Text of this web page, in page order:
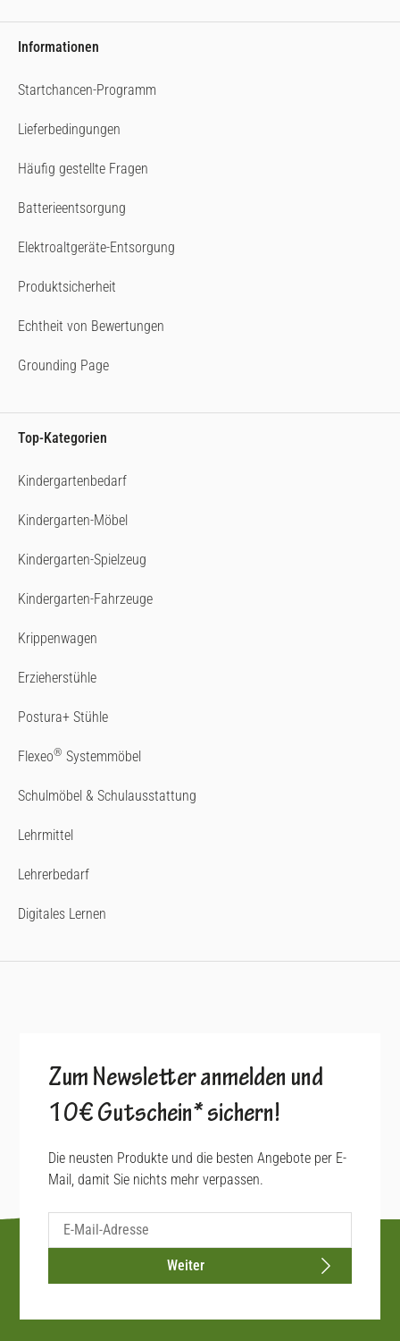
Informationen
Startchancen-Programm
Lieferbedingungen
Häufig gestellte Fragen
Batterieentsorgung
Elektroaltgeräte-Entsorgung
Produktsicherheit
Echtheit von Bewertungen
Grounding Page
Top-Kategorien
Kindergartenbedarf
Kindergarten-Möbel
Kindergarten-Spielzeug
Kindergarten-Fahrzeuge
Krippenwagen
Erzieherstühle
Postura+ Stühle
Flexeo® Systemmöbel
Schulmöbel & Schulausstattung
Lehrmittel
Lehrerbedarf
Digitales Lernen
Zum Newsletter anmelden und
10€ Gutschein* sichern!
Die neusten Produkte und die besten Angebote per E-
Mail, damit Sie nichts mehr verpassen.
Weiter